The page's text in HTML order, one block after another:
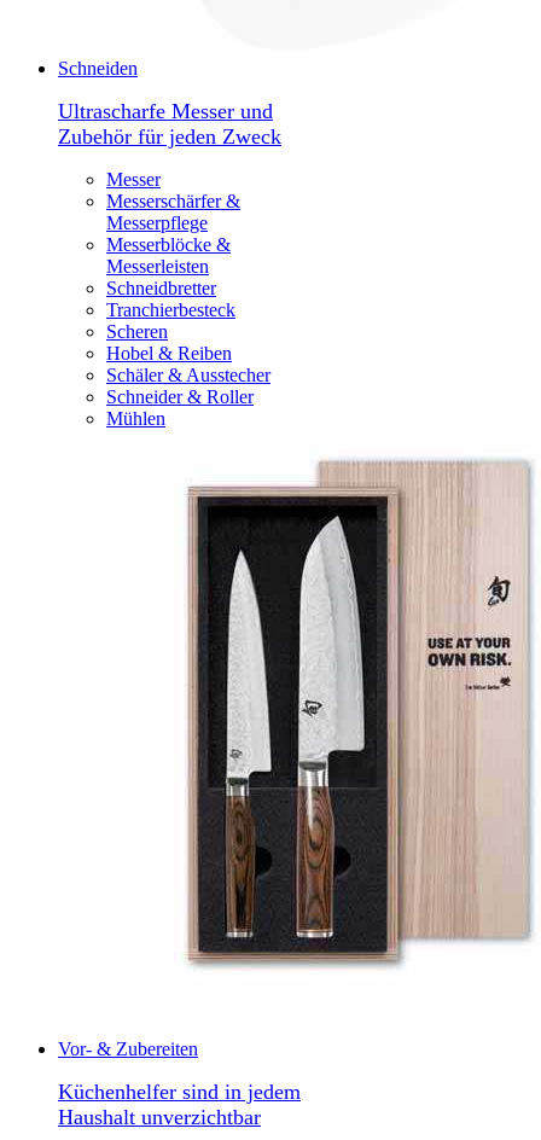
Schneiden
Ultrascharfe Messer und
Zubehör für jeden Zweck
Messer
Messerschärfer &
Messerpflege
Messerblöcke &
Messerleisten
Schneidbretter
Tranchierbesteck
Scheren
Hobel & Reiben
Schäler & Ausstecher
Schneider & Roller
Mühlen
Vor- & Zubereiten
Küchenhelfer sind in jedem
Haushalt unverzichtbar